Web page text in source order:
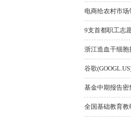
电商给农村市场
9支首都职工志
浙江造血干细胞
谷歌
基金中期报告
全国基础教育